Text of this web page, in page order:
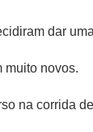
dar
novos.
na corrida